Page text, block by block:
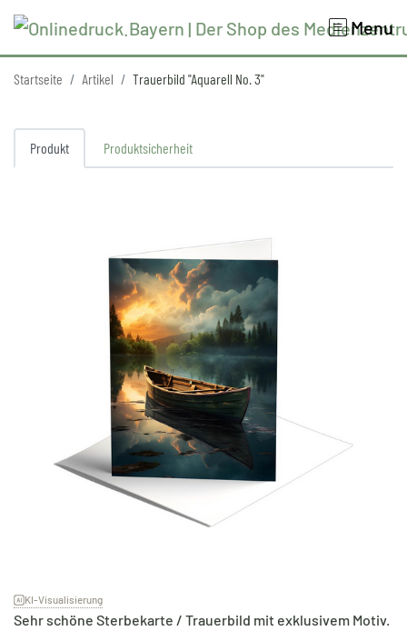
Menu
Startseite Artikel Trauerbild "Aquarell No. 3"
Produkt Produktsicherheit
KI-Visualisierung
Sehr schöne Sterbekarte / Trauerbild mit exklusivem Motiv.